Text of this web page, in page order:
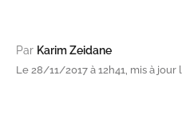
Par Karim Zeidane
Le 28/11/2017 à 12h41, mis à